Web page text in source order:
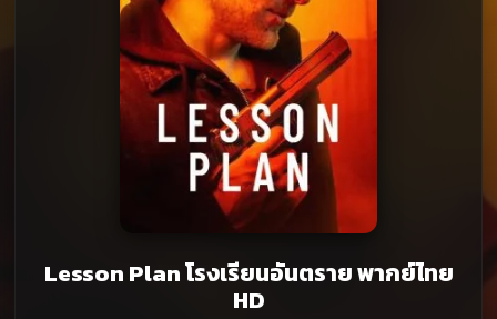
Lesson Plan โรงเรียนอันตราย พากย์ไทย
HD